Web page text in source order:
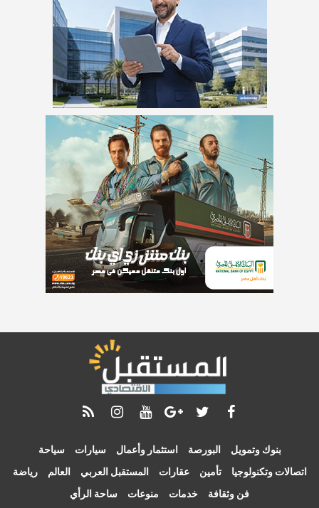
بنوك وتمويل البورصة استثمار وأعمال سيارات
سياحة
اتصالات وتكنولوجيا
تأمين عقارات المستقبل العربي العالم
رياضة
فن وثقافة
خدمات منوعات ساحة الرأي